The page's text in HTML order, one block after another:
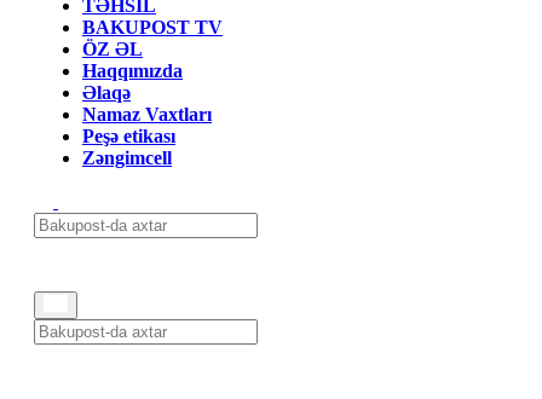
TƏHSİL
BAKUPOST TV
ÖZ ƏL
Haqqımızda
Əlaqə
Namaz Vaxtları
Peşə etikası
Zəngimcell